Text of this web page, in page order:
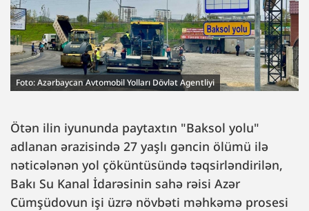
Foto: Azərbaycan Avtomobil Yolları Dövlət Agentliyi
Ötən ilin iyununda paytaxtın "Baksol yolu"
adlanan ərazisində 27 yaşlı gəncin ölümü ilə
nəticələnən yol çöküntüsündə təqsirləndirilən,
Bakı Su Kanal İdarəsinin sahə rəisi Azər
Cümşüdovun işi üzrə növbəti məhkəmə prosesi